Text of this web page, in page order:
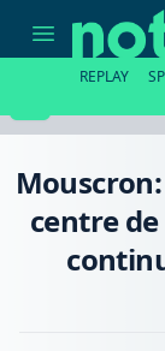
Virtual
Park,
centre
virtuelle
continuera
REPLAY
centre